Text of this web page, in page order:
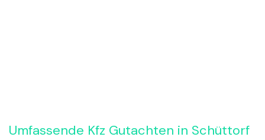
Umfassende Kfz Gutachten in Schüttorf